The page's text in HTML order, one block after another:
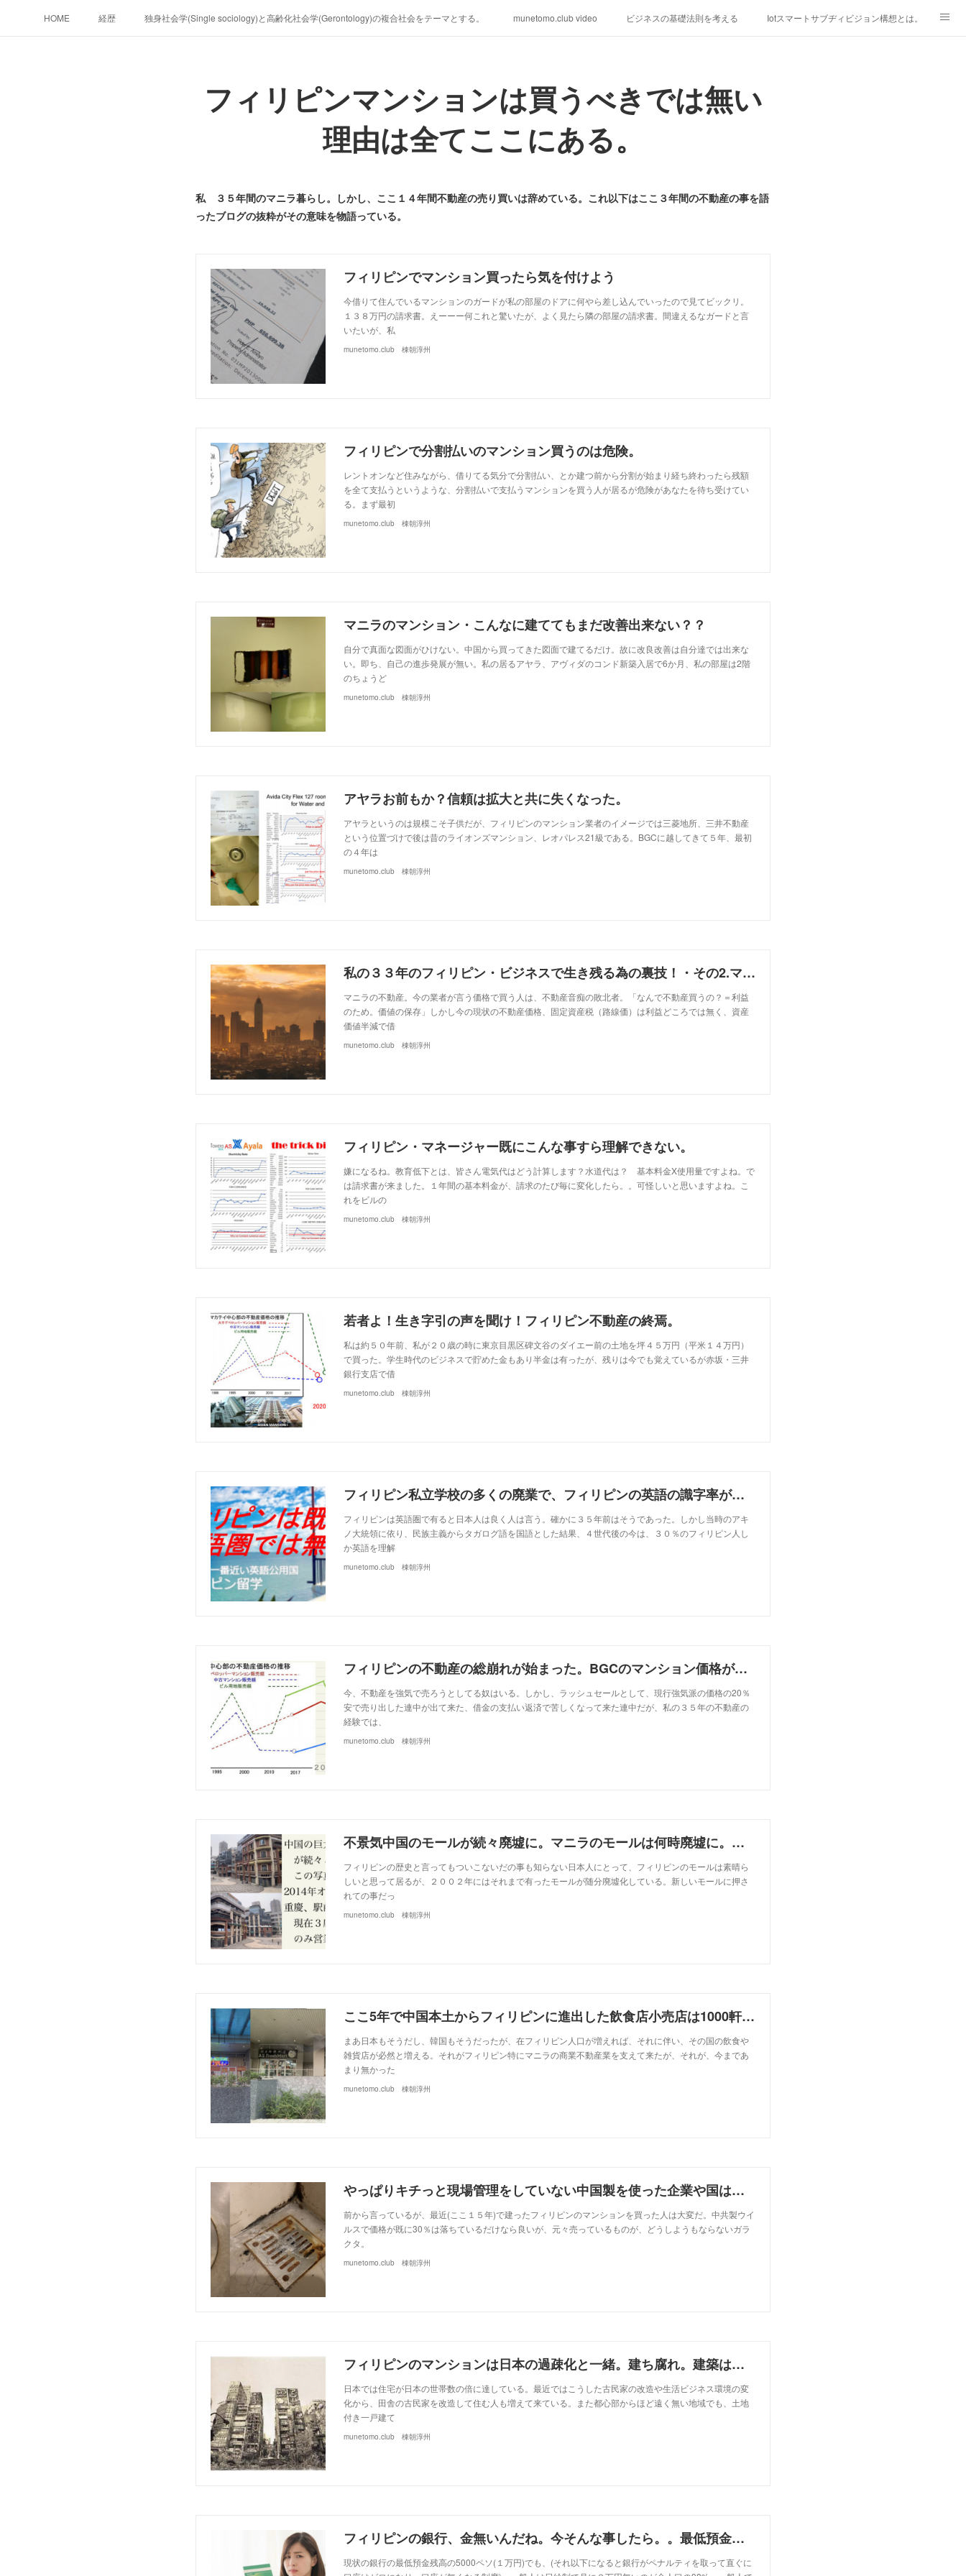
HOME 経歴 独身社会学(Single sociology)と高齢化社会学(Gerontology)の複合社会をテーマとする。 munetomo.club video ビジネスの基礎法則を考える Iotスマートサブヂィビジョン構想とは。
フィリピンマンションは買うべきでは無い理由は全てここにある。 海外生活の掟 フィリピンの問題点 フィリピンの歴史 フィリピン経済談義
未来２１００研究所他のアイデア
フィリピンマンションは買うべきでは無い
理由は全てここにある。
私 ３５年間のマニラ暮らし。しかし、ここ１４年間不動産の売り買いは辞めている。これ以下はここ３年間の不動産の事を語
ったブログの抜粋がその意味を物語っている。
フィリピンでマンション買ったら気を付けよう
今借りて住んでいるマンションのガードが私の部屋のドアに何やら差し込んでいったので見てビックリ。
１３８万円の請求書。えーーー何これと驚いたが、よく見たら隣の部屋の請求書。間違えるなガードと言
いたいが、私
munetomo.club 棟朝淳州
フィリピンで分割払いのマンション買うのは危険。
レントオンなど住みながら、借りてる気分で分割払い、とか建つ前から分割が始まり経ち終わったら残額
を全て支払うというような、分割払いで支払うマンションを買う人が居るが危険があなたを待ち受けてい
る。まず最初
munetomo.club 棟朝淳州
マニラのマンション・こんなに建ててもまだ改善出来ない？？
自分で真面な図面がひけない。中国から買ってきた図面で建てるだけ。故に改良改善は自分達では出来な
い。即ち、自己の進歩発展が無い。私の居るアヤラ、アヴィダのコンド新築入居で6か月、私の部屋は2階
のちょうど
munetomo.club 棟朝淳州
アヤラお前もか？信頼は拡大と共に失くなった。
アヤラというのは規模こそ子供だが、フィリピンのマンション業者のイメージでは三菱地所、三井不動産
という位置づけで後は昔のライオンズマンション、レオパレス21級である。BGCに越してきて５年、最初
の４年は
munetomo.club 棟朝淳州
私の３３年のフィリピン・ビジネスで生き残る為の裏技！・その2.マニラの不動産。
マニラの不動産。今の業者が言う価格で買う人は、不動産音痴の敗北者。「なんで不動産買うの？＝利益
のため。価値の保存」しかし今の現状の不動産価格、固定資産税（路線価）は利益どころでは無く、資産
価値半減で借
munetomo.club 棟朝淳州
フィリピン・マネージャー既にこんな事すら理解できない。
嫌になるね。教育低下とは、皆さん電気代はどう計算します？水道代は？ 基本料金X使用量ですよね。で
は請求書が来ました。１年間の基本料金が、請求のたび毎に変化したら。。可怪しいと思いますよね。こ
れをビルの
munetomo.club 棟朝淳州
若者よ！生き字引の声を聞け！フィリピン不動産の終焉。
私は約５０年前、私が２０歳の時に東京目黒区碑文谷のダイエー前の土地を坪４５万円（平米１４万円）
で買った。学生時代のビジネスで貯めた金もあり半金は有ったが、残りは今でも覚えているが赤坂・三井
銀行支店で借
munetomo.club 棟朝淳州
フィリピン私立学校の多くの廃業で、フィリピンの英語の識字率が１５％以下になる。
フィリピンは英語圏で有ると日本人は良く人は言う。確かに３５年前はそうであった。しかし当時のアキ
ノ大統領に依り、民族主義からタガログ語を国語とした結果、４世代後の今は、３０％のフィリピン人し
か英語を理解
munetomo.club 棟朝淳州
フィリピンの不動産の総崩れが始まった。BGCのマンション価格が下落率20%以上現在、来年は?
今、不動産を強気で売ろうとしてる奴はいる。しかし、ラッシュセールとして、現行強気派の価格の20％
安で売り出した連中が出て来た、借金の支払い返済で苦しくなって来た連中だが、私の３５年の不動産の
経験では、
munetomo.club 棟朝淳州
不景気中国のモールが続々廃墟に。マニラのモールは何時廃墟に。２００2年代の様に。。
フィリピンの歴史と言ってもついこないだの事も知らない日本人にとって、フィリピンのモールは素晴ら
しいと思って居るが、２００２年にはそれまで有ったモールが随分廃墟化している。新しいモールに押さ
れての事だっ
munetomo.club 棟朝淳州
ここ5年で中国本土からフィリピンに進出した飲食店小売店は1000軒以上。だが中共ウイルスで壊滅状態。
まあ日本もそうだし、韓国もそうだったが、在フィリピン人口が増えれば、それに伴い、その国の飲食や
雑貨店が必然と増える。それがフィリピン特にマニラの商業不動産業を支えて来たが、それが、今まであ
まり無かった
munetomo.club 棟朝淳州
やっぱりキチっと現場管理をしていない中国製を使った企業や国は滅びる。まあフィリピン製も同じだが。。
前から言っているが、最近(ここ１５年)で建ったフィリピンのマンションを買った人は大変だ。中共製ウイ
ルスで価格が既に30％は落ちているだけなら良いが、元々売っているものが、どうしようもならないガラ
クタ。
munetomo.club 棟朝淳州
フィリピンのマンションは日本の過疎化と一緒。建ち腐れ。建築は南海辰村建設と一緒。3000万円のマンションが５０万円評価に。
日本では住宅が日本の世帯数の倍に達している。最近ではこうした古民家の改造や生活ビジネス環境の変
化から、田舎の古民家を改造して住む人も増えて来ている。また都心部からほど遠く無い地域でも、土地
付き一戸建て
munetomo.club 棟朝淳州
フィリピンの銀行、金無いんだね。今そんな事したら。。最低預金残高の引き上げ。
現状の銀行の最低預金残高の5000ペソ(１万円)でも、(それ以下になると銀行がペナルティを取って直ぐに